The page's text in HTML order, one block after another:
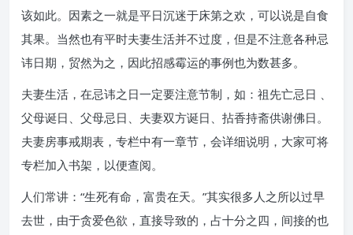
该如此。因素之一就是平日沉迷于床第之欢，可以说是自食
其果。当然也有平时夫妻生活并不过度，但是不注意各种忌
讳日期，贸然为之，因此招感霉运的事例也为数甚多。
夫妻生活，在忌讳之日一定要注意节制，如：祖先亡忌日 、
父母诞日、父母忌日、夫妻双方诞日、拈香持斋供谢佛日。
夫妻房事戒期表，专栏中有一章节，会详细说明，大家可将
专栏加入书架，以便查阅。
人们常讲：“生死有命，富贵在天。”其实很多人之所以过早
去世，由于贪爱色欲，直接导致的，占十分之四，间接的也